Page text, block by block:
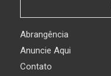
Abrangência
Anuncie Aqui
Contato